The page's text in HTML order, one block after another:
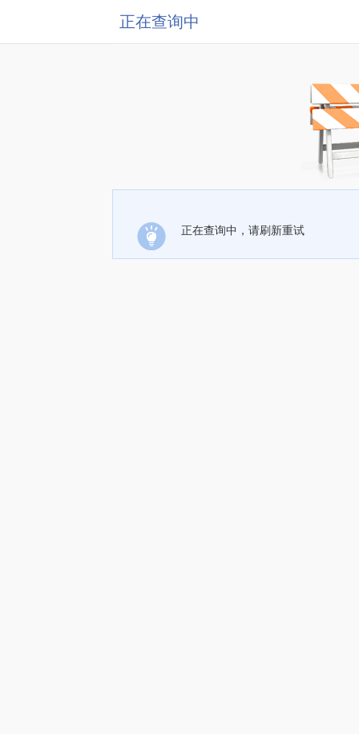
正在查询中
正在查询中，请刷新重试